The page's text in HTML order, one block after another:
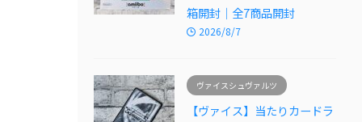
箱開封｜全7商品開封
2026/8/7
ヴァイスシュヴァルツ
【ヴァイス】当たりカードラ